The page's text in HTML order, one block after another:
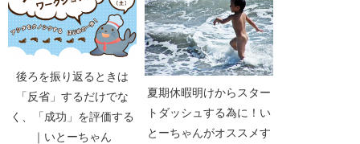
後ろを振り返るときは
「反省」するだけでな
く、「成功」を評価する
｜いとーちゃん
夏期休暇明けからスター
トダッシュする為に！い
とーちゃんがオススメす